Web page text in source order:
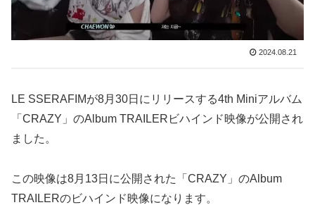
2024.08.21
LE SSERAFIMが8月30日にリリースする4th Miniアルバム
「CRAZY」のAlbum TRAILERビハインド映像が公開され
ました。
この映像は8月13日に公開された「CRAZY」のAlbum
TRAILERのビハインド映像になります。